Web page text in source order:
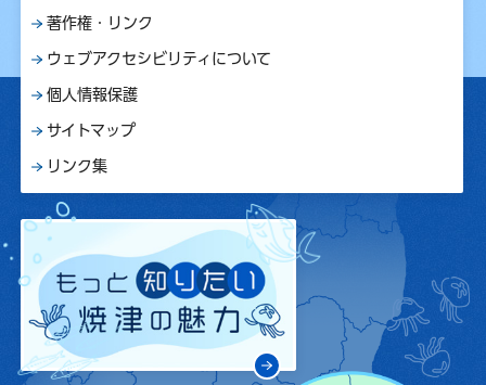
著作権・リンク
ウェブアクセシビリティについて
個人情報保護
サイトマップ
リンク集